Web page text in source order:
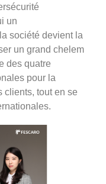
un
société devient la
un grand chelem
des quatre
pour la
clients, tout en se